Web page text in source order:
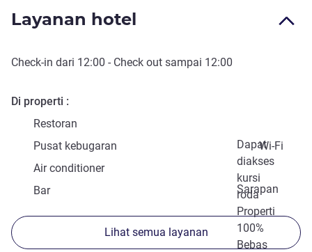
Layanan hotel
Check-in dari 12:00 - Check out sampai 12:00
Di properti
Restoran
Dapat
diakses
kursi
roda
Pusat kebugaran
Wi-Fi
Air conditioner
Sarapan
Bar
Properti
100%
Bebas
Lihat semua layanan